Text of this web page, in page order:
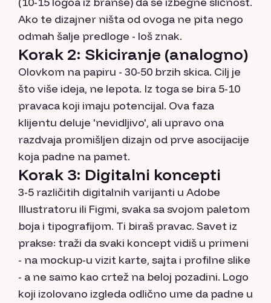
Ako te dizajner ništa od ovoga ne pita nego
odmah šalje predloge - loš znak.
Korak 2: Skiciranje (analogno)
Olovkom na papiru - 30-50 brzih skica. Cilj je
što više ideja, ne lepota. Iz toga se bira 5-10
pravaca koji imaju potencijal. Ova faza
klijentu deluje 'nevidljivo', ali upravo ona
razdvaja promišljen dizajn od prve asocijacije
koja padne na pamet.
Korak 3: Digitalni koncepti
3-5 različitih digitalnih varijanti u Adobe
Illustratoru ili Figmi, svaka sa svojom paletom
boja i tipografijom. Ti biraš pravac. Savet iz
prakse: traži da svaki koncept vidiš u primeni
- na mockup-u vizit karte, sajta i profilne slike
- a ne samo kao crtež na beloj pozadini. Logo
koji izolovano izgleda odlično ume da padne u